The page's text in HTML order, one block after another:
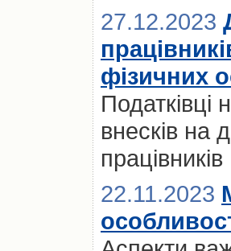
27.12.2023
фізичних
внесків на
працівників
22.11.2023